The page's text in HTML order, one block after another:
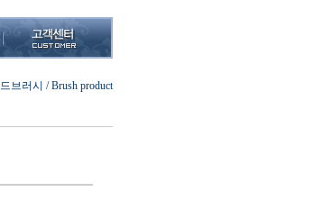
브러시 / Brush product